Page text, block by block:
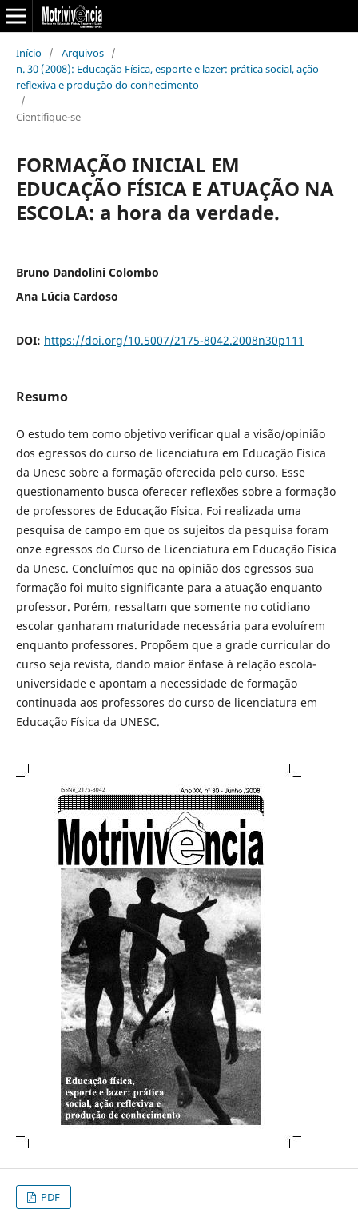
Início / Arquivos /
n. 30 (2008): Educação Física, esporte e lazer: prática social, ação
reflexiva e produção do conhecimento
/
Cientifique-se
FORMAÇÃO INICIAL EM
EDUCAÇÃO FÍSICA E ATUAÇÃO NA
ESCOLA: a hora da verdade.
Bruno Dandolini Colombo
Ana Lúcia Cardoso
DOI: https://doi.org/10.5007/2175-8042.2008n30p111
Resumo
O estudo tem como objetivo verificar qual a visão/opinião
dos egressos do curso de licenciatura em Educação Física
da Unesc sobre a formação oferecida pelo curso. Esse
questionamento busca oferecer reflexões sobre a formação
de professores de Educação Física. Foi realizada uma
pesquisa de campo em que os sujeitos da pesquisa foram
onze egressos do Curso de Licenciatura em Educação Física
da Unesc. Concluímos que na opinião dos egressos sua
formação foi muito significante para a atuação enquanto
professor. Porém, ressaltam que somente no cotidiano
escolar ganharam maturidade necessária para evoluírem
enquanto professores. Propõem que a grade curricular do
curso seja revista, dando maior ênfase à relação escola-
universidade e apontam a necessidade de formação
continuada aos professores do curso de licenciatura em
Educação Física da UNESC.
PDF